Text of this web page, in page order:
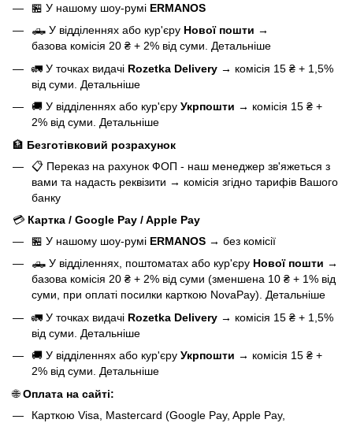
🏪 У нашому шоу-румі ERMANOS
🛻 У відділеннях або кур'єру Нової пошти →
базова комісія 20 ₴ + 2% від суми. Детальніше
🚛 У точках видачі Rozetka Delivery → комісія 15 ₴ + 1,5%
від суми. Детальніше
🚚 У відділеннях або кур'єру Укрпошти → комісія 15 ₴ +
2% від суми. Детальніше
🏦 Безготівковий розрахунок
📋 Переказ на рахунок ФОП - наш менеджер зв'яжеться з
вами та надасть реквізити → комісія згідно тарифів Вашого
банку
💳 Картка / Google Pay / Apple Pay
🏪 У нашому шоу-румі ERMANOS → без комісії
🛻 У відділеннях, поштоматах або кур'єру Нової пошти →
базова комісія 20 ₴ + 2% від суми (зменшена 10 ₴ + 1% від
суми, при оплаті посилки карткою NovaPay). Детальніше
🚛 У точках видачі Rozetka Delivery → комісія 15 ₴ + 1,5%
від суми. Детальніше
🚚 У відділеннях або кур'єру Укрпошти → комісія 15 ₴ +
2% від суми. Детальніше
🌐Оплата на сайті:
Карткою Visa, Mastercard (Google Pay, Apple Pay,